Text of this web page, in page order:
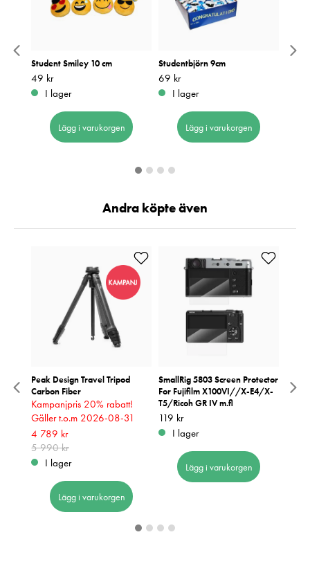
Student Smiley 10 cm
Pris :49 kr
49 kr
I lager
Lägg i varukorgen
Studentbjörn 9cm
Pris :69 kr
69 kr
I lager
Lägg i varukorgen
Andra köpte även
3L
Peak Design Travel Tripod
Carbon Fiber
Kampanjpris 20% rabatt!
Gäller t.o.m 2026-08-31
Nuvarande pris
4 789 krTidigare pris
4 789 kr
5 990 kr
I lager
Lägg i varukorgen
SmallRig 5803 Screen Protector
For Fujifilm X100VI//X-E4/X-
T5/Ricoh GR IV m.fl
Pris: 119 kr
119 kr
I lager
Lägg i varukorgen
Svart